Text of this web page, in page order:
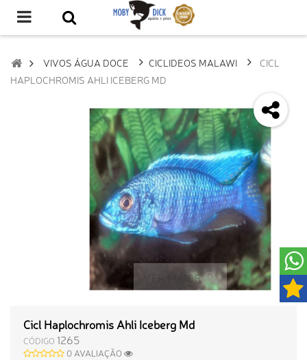
VIVOS ÁGUA DOCE CICLIDEOS MALAWI
CICL
HAPLOCHROMIS AHLI ICEBERG MD
VER MAIOR
Cicl Haplochromis Ahli Iceberg Md
CÓDIGO 1265
0 AVALIAÇÃO